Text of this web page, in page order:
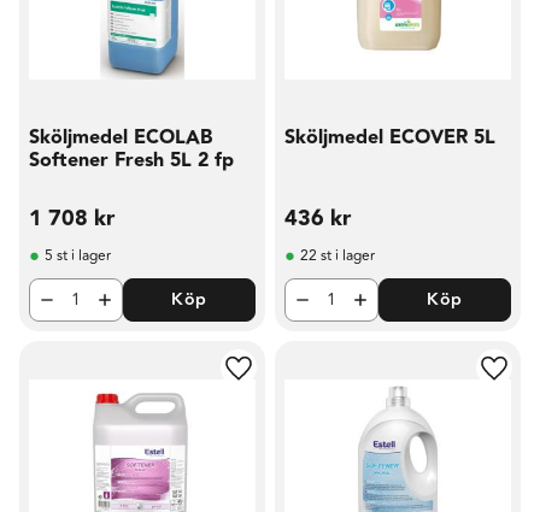
Sköljmedel ECOLAB
Softener Fresh 5L 2 fp
1 708 kr
5 st i lager
Köp
Sköljmedel ECOVER 5L
436 kr
22 st i lager
Köp
Lägg till i favoriter